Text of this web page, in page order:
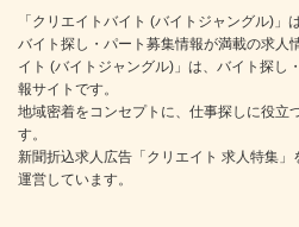
「クリエイトバイト (バイトジャングル)
バイト探し・パート募集情報が満載の求人
イト (バイトジャングル)」は、バイト探し
報サイトです。
地域密着をコンセプトに、仕事探しに役立
す。
新聞折込求人広告「クリエイト 求人特集
運営しています。